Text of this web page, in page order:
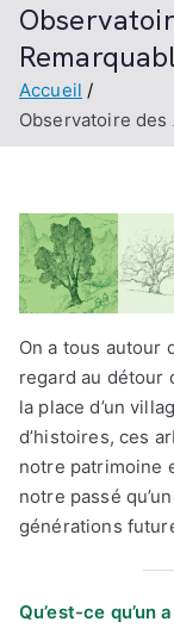
Accueil
Observatoire des
On a tous autour
regard au détour
la place d’un
d’histoires, ces
notre patrimoine
notre passé
générations
Qu’est-ce qu’un